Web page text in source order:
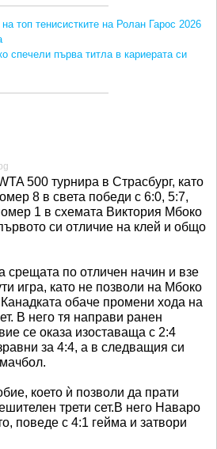
топ тенисистките на Ролан Гарос 2026
спечели първа титла в кариерата си
500 турнира в Страсбург, като
8 в света победи с 6:0, 5:7,
1 в схемата Виктория Мбоко
си отличие на клей и общо
срещата по отличен начин и взе
игра, като не позволи на Мбоко
обаче промени хода на
В него тя направи ранен
се оказа изоставаща с 2:4
за 4:4, а в следващия си
което ѝ позволи да прати
трети сет.В него Наваро
поведе с 4:1 гейма и затвори